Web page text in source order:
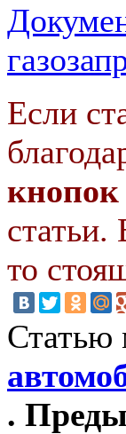
Если
кнопок
статьи.
то
Статью
.